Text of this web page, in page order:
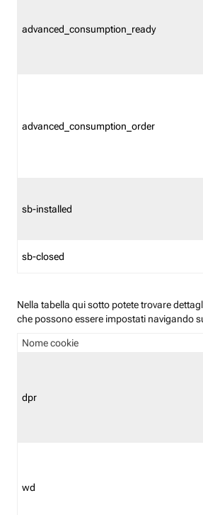
advanced_consumption_ready
advanced_consumption_order
sb-installed
sb-closed
Nella tabella qui sotto potete trovare
che possono essere impostati navigando
Nome cookie
dpr
wd